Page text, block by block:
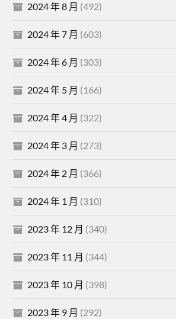
2024 年 8 月 (492)
2024 年 7 月 (603)
2024 年 6 月 (303)
2024 年 5 月 (166)
2024 年 4 月 (322)
2024 年 3 月 (273)
2024 年 2 月 (366)
2024 年 1 月 (310)
2023 年 12 月 (340)
2023 年 11 月 (344)
2023 年 10 月 (398)
2023 年 9 月 (292)